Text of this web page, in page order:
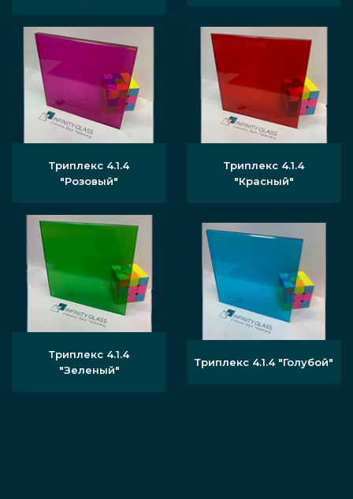
Триплекс 4.1.4
"Розовый"
Триплекс 4.1.4
"Красный"
Триплекс 4.1.4
"Зеленый"
Триплекс 4.1.4 "Голубой"